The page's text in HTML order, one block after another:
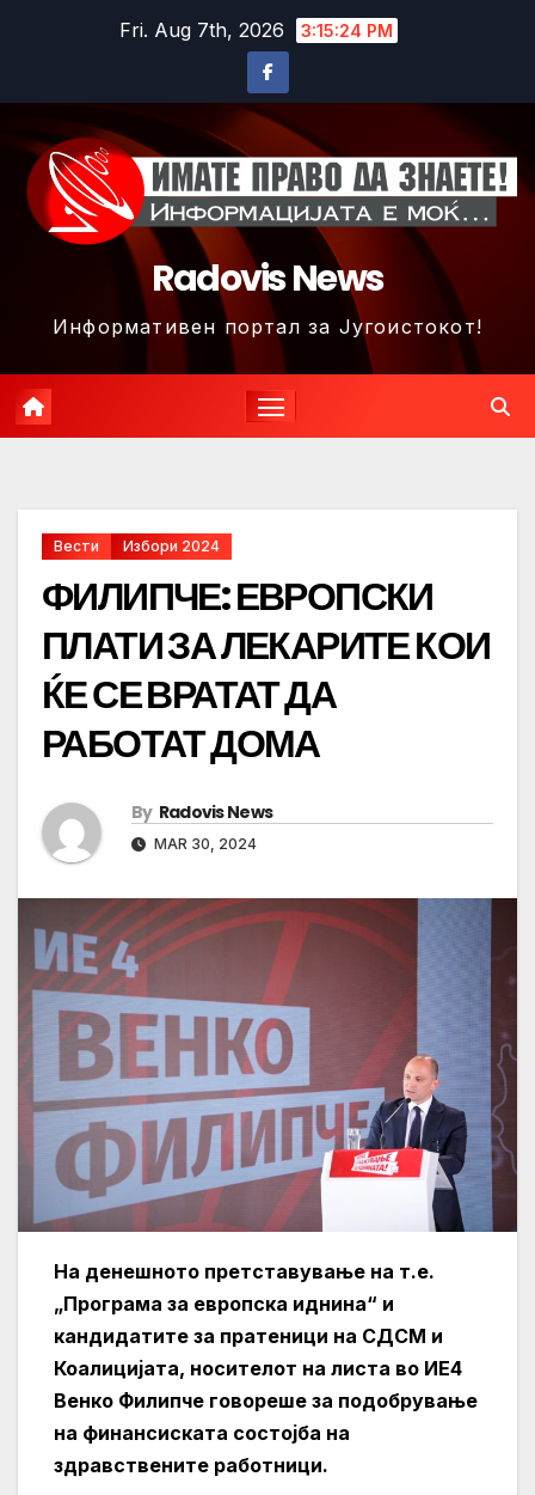
Fri. Aug 7th, 2026 3:15:27 PM
Radovis News
Информативен портал за Југоистокот!
Вести Избори 2024
ФИЛИПЧЕ: ЕВРОПСКИ
ПЛАТИ ЗА ЛЕКАРИТЕ КОИ
ЌЕ СЕ ВРАТАТ ДА
РАБОТАТ ДОМА
By Radovis News
MAR 30, 2024
На денешното претставување на т.е.
„Програма за европска иднина“ и
кандидатите за пратеници на СДСМ и
Коалицијата, носителот на листа во ИЕ4
Венко Филипче говореше за подобрување
на финансиската состојба на
здравствените работници.